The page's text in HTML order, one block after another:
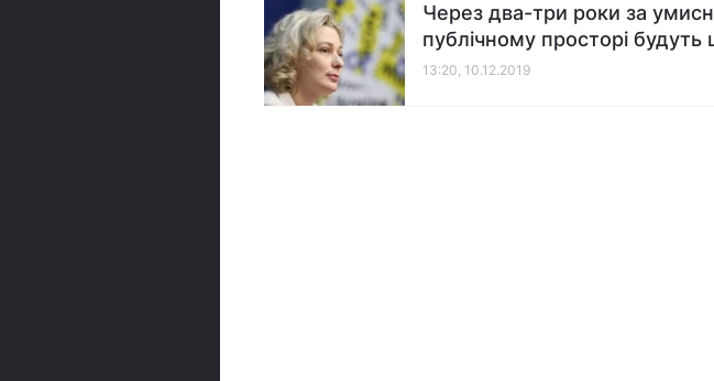
Через два-три роки за
публічному просторі
13:20, 10.12.2019